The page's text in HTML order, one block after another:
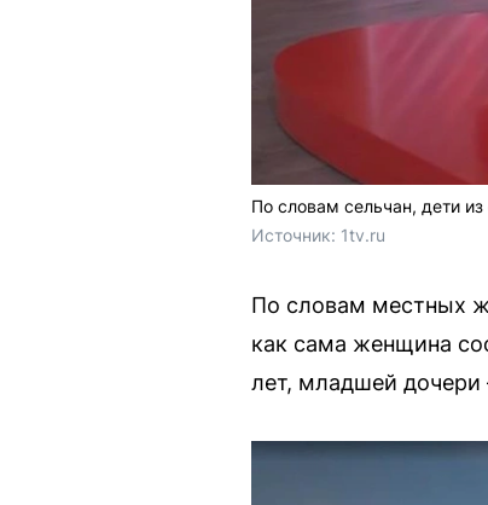
По словам сельчан, дети
Источник: 1tv.ru
По словам местных
как сама женщина
лет, младшей